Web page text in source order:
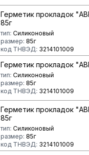
Герметик прокладок
85г
тип: Силиконовый
размер: 85г
код ТНВЭД: 3214101009
Герметик прокладок
тип: Силиконовый
размер: 85г
код ТНВЭД: 3214101009
Герметик прокладок
85г
тип: Силиконовый
размер: 85г
код ТНВЭД: 3214101009